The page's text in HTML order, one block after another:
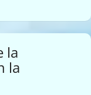
la
la